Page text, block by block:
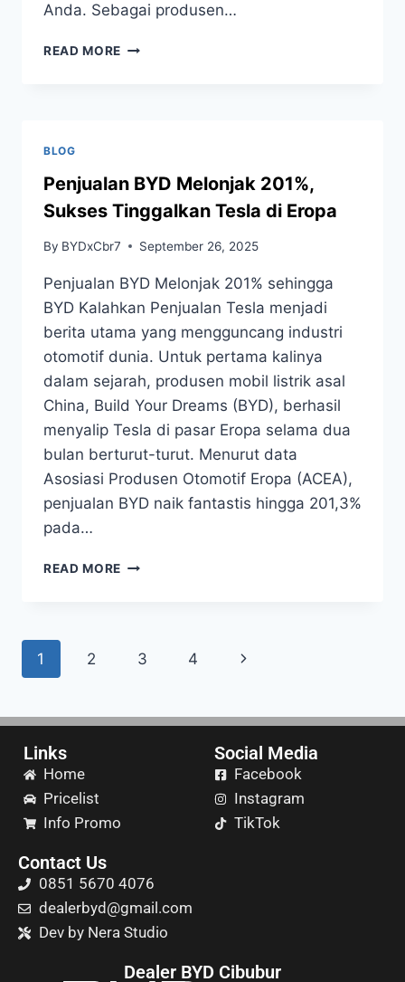
Anda. Sebagai produsen…
READ MORE
BLOG
Penjualan BYD Melonjak 201%,
Sukses Tinggalkan Tesla di Eropa
By BYDxCbr7 September 26, 2025
Penjualan BYD Melonjak 201% sehingga
BYD Kalahkan Penjualan Tesla menjadi
berita utama yang mengguncang industri
otomotif dunia. Untuk pertama kalinya
dalam sejarah, produsen mobil listrik asal
China, Build Your Dreams (BYD), berhasil
menyalip Tesla di pasar Eropa selama dua
bulan berturut-turut. Menurut data
Asosiasi Produsen Otomotif Eropa (ACEA),
penjualan BYD naik fantastis hingga 201,3%
pada…
READ MORE
1 2 3 4
Links
Home
Pricelist
Info Promo
Social Media
Facebook
Instagram
TikTok
Contact Us
0851 5670 4076
dealerbyd@gmail.com
Dev by Nera Studio
Dealer BYD Cibubur